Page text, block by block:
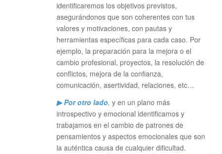
identificaremos los objetivos previstos,
asegurándonos que son coherentes con tus
valores y motivaciones, con pautas y
herramientas específicas para cada caso. Por
ejemplo, la preparación para la mejora o el
cambio profesional, proyectos, la resolución de
conflictos, mejora de la confianza,
comunicación, asertividad, relaciones, etc…
▶ Por otro lado, y en un plano más
introspectivo y emocional identificamos y
trabajamos en el cambio de patrones de
pensamientos y aspectos emocionales que son
la auténtica causa de cualquier dificultad.